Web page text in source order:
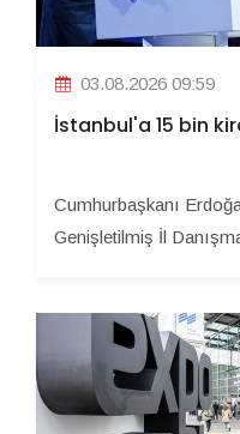
03.08.2026 09:59
İstanbul'a 15 bin
Cumhurbaşkanı
Genişletilmiş İl